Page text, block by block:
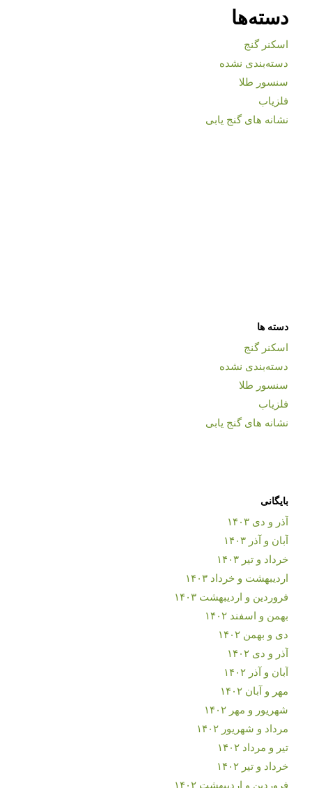
دسته‌ها
اسکنر گنج
دسته‌بندی نشده
سنسور طلا
فلزیاب
نشانه های گنج یابی
دسته ها
اسکنر گنج
دسته‌بندی نشده
سنسور طلا
فلزیاب
نشانه های گنج یابی
بایگانی
آذر و دی ۱۴۰۳
آبان و آذر ۱۴۰۳
خرداد و تیر ۱۴۰۳
اردیبهشت و خرداد ۱۴۰۳
فروردین و اردیبهشت ۱۴۰۳
بهمن و اسفند ۱۴۰۲
دی و بهمن ۱۴۰۲
آذر و دی ۱۴۰۲
آبان و آذر ۱۴۰۲
مهر و آبان ۱۴۰۲
شهریور و مهر ۱۴۰۲
مرداد و شهریور ۱۴۰۲
تیر و مرداد ۱۴۰۲
خرداد و تیر ۱۴۰۲
فروردین و اردیبهشت ۱۴۰۲